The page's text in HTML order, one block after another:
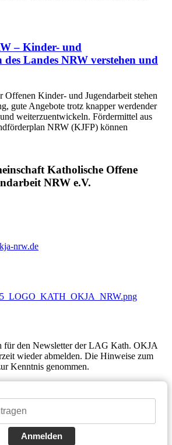
– Kinder- und
Landes NRW verstehen und
Offenen Kinder- und Jugendarbeit stehen
gute Angebote trotz knapper werdender
weiterzuentwickeln. Fördermittel aus
NRW (KJFP) können
Katholische Offene
NRW e.V.
nrw.de
für den Newsletter der LAG Kath. OKJA
wieder abmelden. Die Hinweise zum
Kenntnis genommen.
Anmelden